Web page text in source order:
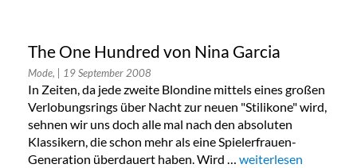
The One Hundred von Nina Garcia
Mode, | 19 September 2008
In Zeiten, da jede zweite Blondine mittels eines großen
Verlobungsrings über Nacht zur neuen "Stilikone" wird,
sehnen wir uns doch alle mal nach den absoluten
Klassikern, die schon mehr als eine Spielerfrauen-
Generation überdauert haben. Wird … „The One Hundred
weiterlesen